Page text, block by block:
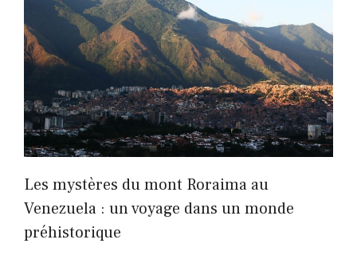
Les mystères du mont Roraima au
Venezuela : un voyage dans un monde
préhistorique